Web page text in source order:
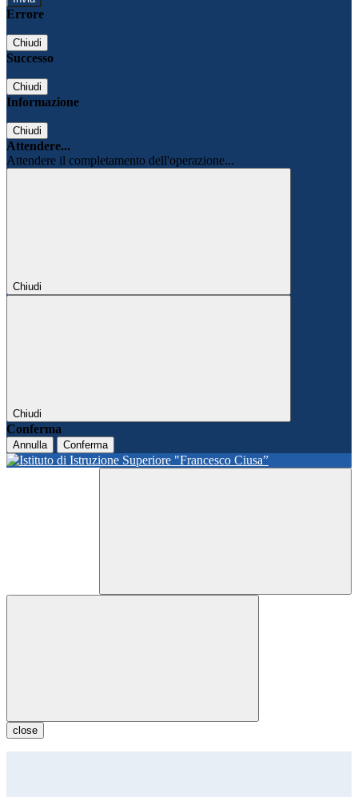
Errore
Chiudi
Successo
Chiudi
Informazione
Chiudi
Attendere...
Attendere il completamento dell'operazione...
Chiudi
Chiudi
Conferma
Annulla Conferma
close